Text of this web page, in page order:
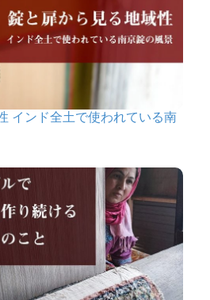
インド全土で使われている南